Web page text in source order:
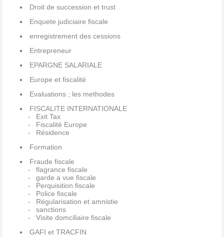
Droit de succession et trust
Enquete judiciaire fiscale
enregistrement des cessions
Entrepreneur
EPARGNE SALARIALE
Europe et fiscalité
Evaluations ; les methodes
FISCALITE INTERNATIONALE
Exit Tax
Fiscalité Europe
Résidence
Formation
Fraude fiscale
flagrance fiscale
garde a vue fiscale
Perquisition fiscale
Police fiscale
Régularisation et amnistie
sanctions
Visite domciliaire fiscale
GAFI et TRACFIN